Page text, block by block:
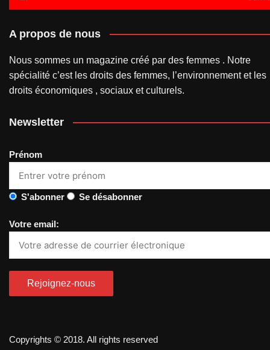
A propos de nous
Nous sommes un magazine créé par des femmes . Notre
spécialité c’est les droits des femmes, l’environnement et les
droits économiques , sociaux et culturels.
Newsletter
Prénom
S'abonner Se désabonner
Votre email:
Copyrights © 2018. All rights reserved